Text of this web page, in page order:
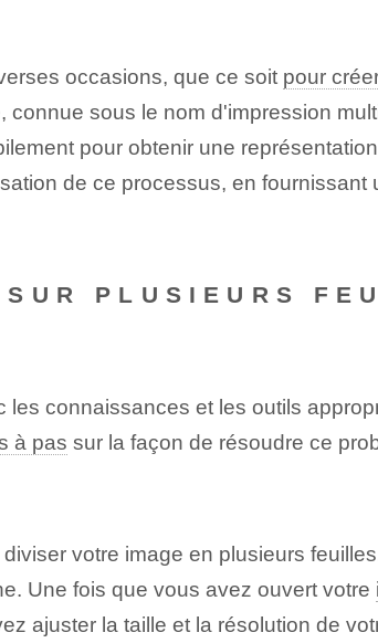
occasions, que ce soit pour
sous le nom d'impression
pour obtenir une
de ce processus, en fournissant
PLUSIEURS
connaissances et les outils
à pas sur la façon de résoudre ce
votre image en plusieurs
Une fois que vous avez ouvert votre
ajuster la taille et la résolution de